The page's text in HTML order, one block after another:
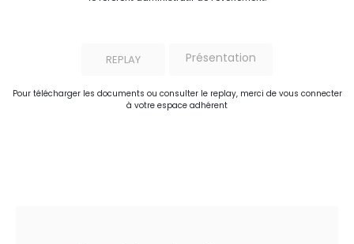
REPLAY Présentation
Pour télécharger les documents ou consulter le replay, merci de vous connecter
à votre espace adhérent